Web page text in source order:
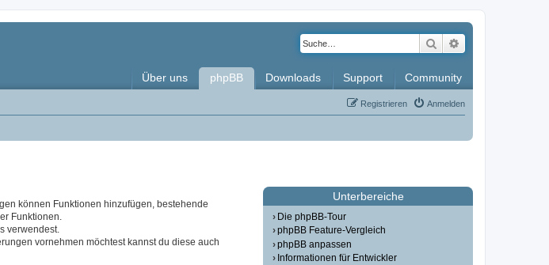
Suche
Über uns phpBB Downloads Support Community
Anmelden
Registrieren
können Funktionen hinzufügen, bestehende
Funktionen.
verwendest.
vornehmen möchtest kannst du diese auch
Unterbereiche
Die phpBB-Tour
phpBB Feature-Vergleich
phpBB anpassen
Informationen für Entwickler